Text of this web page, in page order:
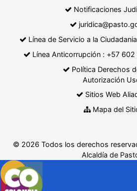
Notificaciones
Línea de Servicio a la
Línea Anticorrupción : +57
Política Derechos
Autorización
Sitios Web
Mapa del
© 2026 Todos los derechos
Alcaldía de